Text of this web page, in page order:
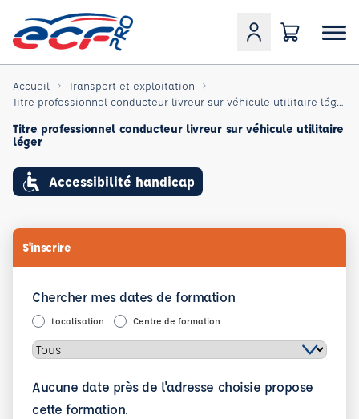
Accueil
Transport et exploitation
Titre professionnel conducteur livreur sur véhicule utilitaire
léger
Accessibilité handicap
S'inscrire
Chercher mes dates de formation
Localisation Centre de formation
Aucune date près de l'adresse choisie propose
cette formation.